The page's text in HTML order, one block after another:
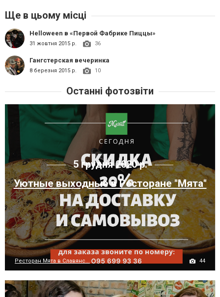
Ще в цьому місці
Helloween в «Первой Фабрике Пиццы»
31 жовтня 2015 р. 36
Гангстерская вечеринка
8 березня 2015 р. 10
Останні фотозвіти
5 грудня 2020 р.
Уютные выходные в Ресторане "Мята"
Ресторан Мята в Славянс... 44